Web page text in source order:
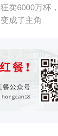
卖6000万杯
成了主角